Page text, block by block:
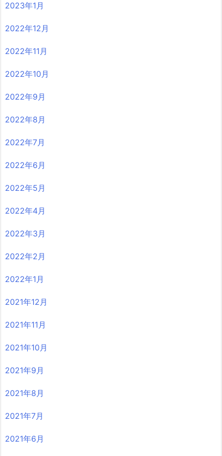
2023年1月
2022年12月
2022年11月
2022年10月
2022年9月
2022年8月
2022年7月
2022年6月
2022年5月
2022年4月
2022年3月
2022年2月
2022年1月
2021年12月
2021年11月
2021年10月
2021年9月
2021年8月
2021年7月
2021年6月